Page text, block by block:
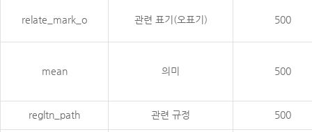
relate_mark_o 관련 표기(오표기) 500
mean 의미 500
regltn_path 관련 규정 500